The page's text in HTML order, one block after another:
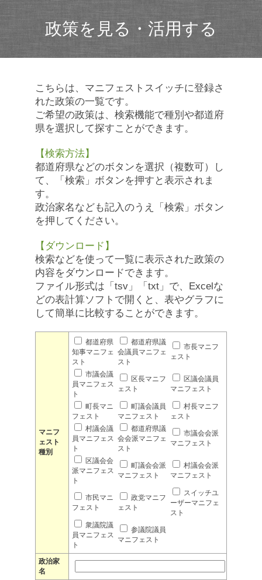
政策を見る・活用する
こちらは、マニフェストスイッチに登録さ
れた政策の一覧です。
ご希望の政策は、検索機能で種別や都道府
県を選択して探すことができます。
【検索方法】
都道府県などのボタンを選択（複数可）し
て、「検索」ボタンを押すと表示されま
す。
政治家名なども記入のうえ「検索」ボタン
を押してください。
【ダウンロード】
検索などを使って一覧に表示された政策の
内容をダウンロードできます。
ファイル形式は「tsv」「txt」で、Excelな
どの表計算ソフトで開くと、表やグラフに
して簡単に比較することができます。
マニフ
ェスト
種別
都道府県
知事マニフェ
スト
都道府県議
会議員マニフェ
スト
市長マニフ
ェスト
市議会議
員マニフェス
ト
区長マニフ
ェスト
区議会議員
マニフェスト
町長マニ
フェスト
町議会議員
マニフェスト
村長マニフ
ェスト
村議会議
員マニフェス
ト
都道府県議
会会派マニフェ
スト
市議会会派
マニフェスト
区議会会
派マニフェス
ト
町議会会派
マニフェスト
村議会会派
マニフェスト
市民マニ
フェスト
政党マニフ
ェスト
スイッチユ
ーザーマニフェ
スト
衆議院議
員マニフェス
ト
参議院議員
マニフェスト
政治家
名